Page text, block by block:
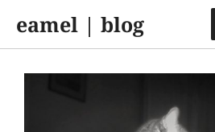
content
eamel | blog